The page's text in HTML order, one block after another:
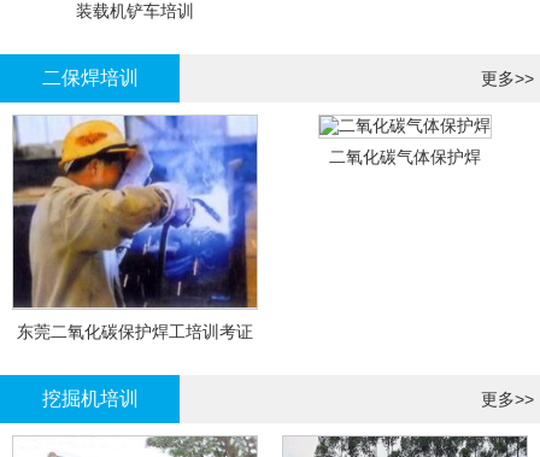
装载机铲车培训
二保焊培训 更多>>
东莞二氧化碳保护焊工培训考证
二氧化碳气体保护焊
挖掘机培训 更多>>